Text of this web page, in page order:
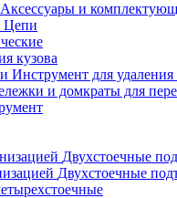
Аксессуары и
Цепи
кузова
Инструмент для
и домкраты для
Двухстоечные
Двухстоечные